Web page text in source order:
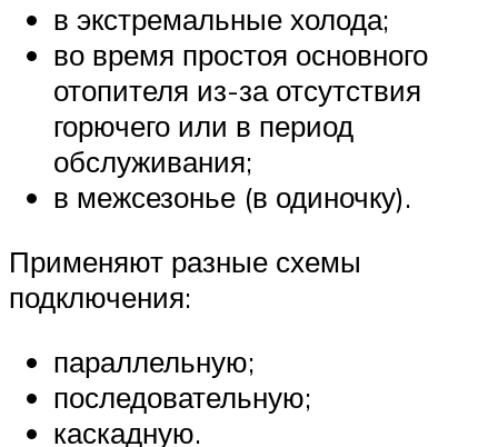
в экстремальные холода;
во время простоя основного
отопителя из-за отсутствия
горючего или в период
обслуживания;
в межсезонье (в одиночку).
Применяют разные схемы
подключения:
параллельную;
последовательную;
каскадную.